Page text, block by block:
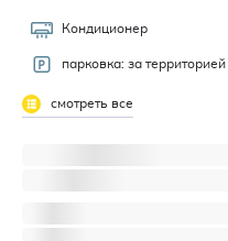
Кондиционер
парковка: за территорией
смотреть все